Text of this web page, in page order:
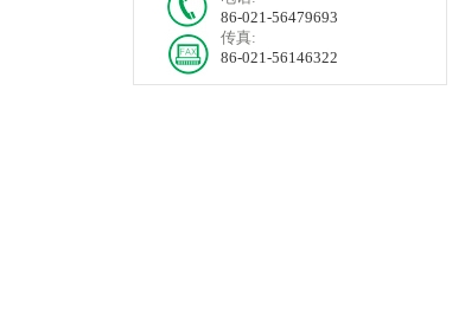
86-021-56479693
传真:
86-021-56146322